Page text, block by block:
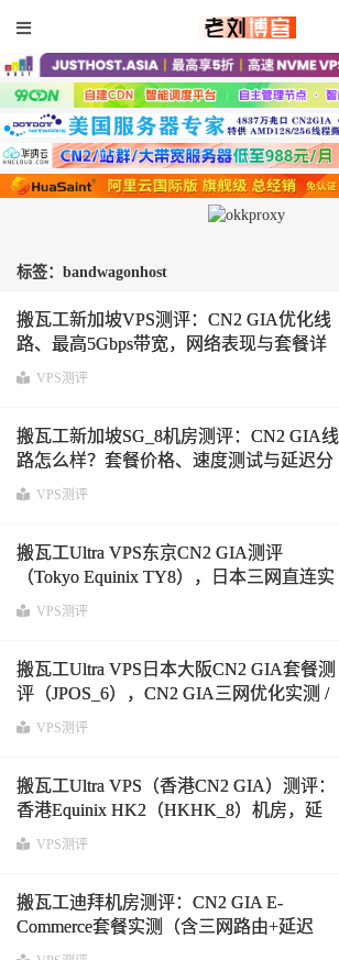
标签：bandwagonhost
搬瓦工新加坡VPS测评：CN2 GIA优化线
路、最高5Gbps带宽，网络表现与套餐详
解
VPS测评
搬瓦工新加坡SG_8机房测评：CN2 GIA线
路怎么样？套餐价格、速度测试与延迟分
析
VPS测评
搬瓦工Ultra VPS东京CN2 GIA测评
（Tokyo Equinix TY8），日本三网直连实
测表现与路由全面解析
VPS测评
搬瓦工Ultra VPS日本大阪CN2 GIA套餐测
评（JPOS_6），CN2 GIA三网优化实测 /
延迟分析 / 路由解析 / IP质量检测
VPS测评
搬瓦工Ultra VPS（香港CN2 GIA）测评：
香港Equinix HK2（HKHK_8）机房，延
迟、路由与三网表现分析
VPS测评
搬瓦工迪拜机房测评：CN2 GIA E-
Commerce套餐实测（含三网路由+延迟
+性能全解析）